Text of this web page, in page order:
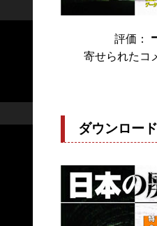
評価：
寄せられたコ
ダウンロー